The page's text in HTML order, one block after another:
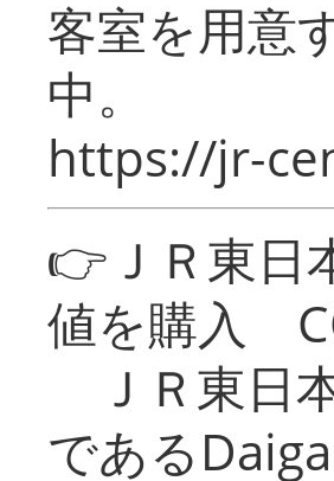
客室を用意
中。
https://jr-
👉ＪＲ東日
値を購入
ＪＲ東日
である